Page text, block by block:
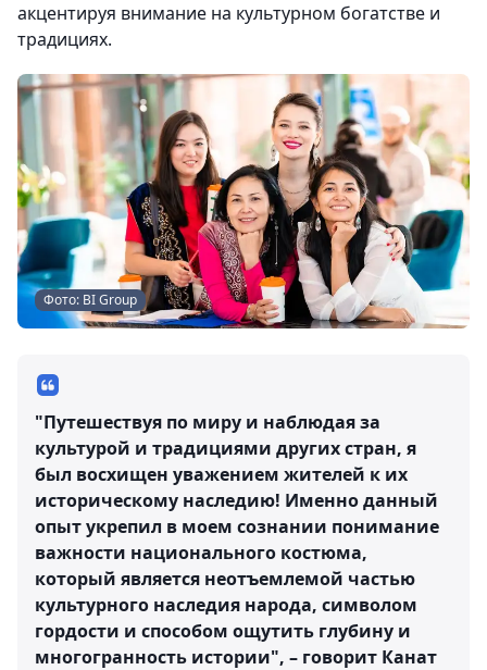
акцентируя внимание на культурном богатстве и
традициях.
Фото: BI Group
"Путешествуя по миру и наблюдая за
культурой и традициями других стран, я
был восхищен уважением жителей к их
историческому наследию! Именно данный
опыт укрепил в моем сознании понимание
важности национального костюма,
который является неотъемлемой частью
культурного наследия народа, символом
гордости и способом ощутить глубину и
многогранность истории", – говорит Канат